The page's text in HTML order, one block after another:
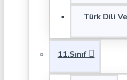
Türk Dili
11.Sınıf